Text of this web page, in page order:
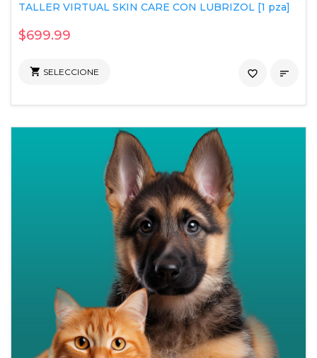
TALLER VIRTUAL SKIN CARE CON LUBRIZOL [1 pza]
$699.99
 SELECCIONE 
favorite_border